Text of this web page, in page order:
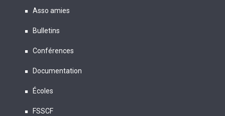
Asso amies
Bulletins
Conférences
Documentation
Écoles
FSSCF